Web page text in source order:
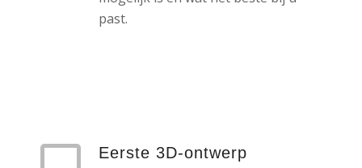
past.
Eerste 3D-ontwerp